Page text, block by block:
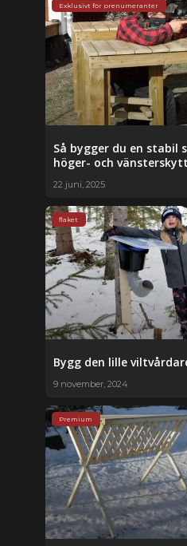
Exklusivt för prenumeranter
Så bygger du en stabil
höger- och
22 juni, 2025
flaket
Bygg den lille
9 november, 2024
Premium